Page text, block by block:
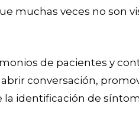
muchas veces no son
de pacientes y
conversación,
identificación de